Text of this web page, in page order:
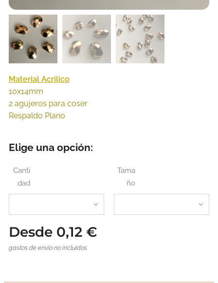
Material Acrílico
10x14mm
2 agujeros para coser
Respaldo Plano
Elige una opción:
Canti
dad
Tama
ño
Desde 0,12 €
gastos de envío no incluidos